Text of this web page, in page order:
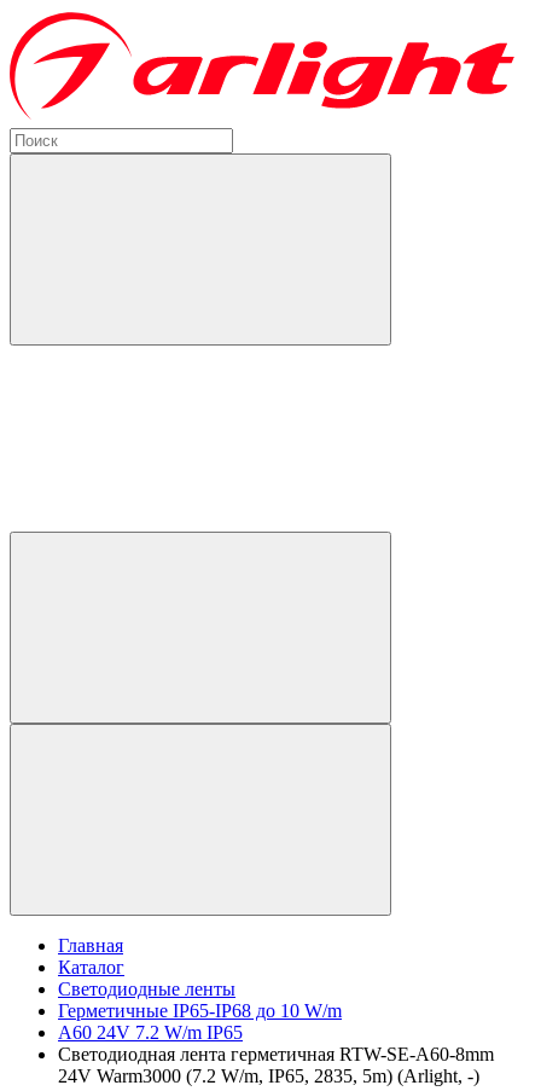
Главная
Каталог
Светодиодные ленты
Герметичные IP65-IP68 до 10 W/m
A60 24V 7.2 W/m IP65
Светодиодная лента герметичная RTW-SE-A60-8mm
24V Warm3000 (7.2 W/m, IP65, 2835, 5m) (Arlight, -)